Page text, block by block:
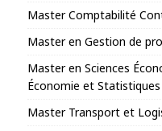
Master Comptabilité
Master en Gestion de
Master en Sciences
Économie et Statistiques
Master Transport et